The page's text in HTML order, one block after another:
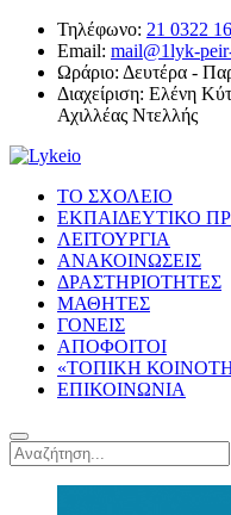
Τηλέφωνο: 21 0322
Email: mail@1lyk-
Ωράριο: Δευτέρα -
Διαχείριση: Ελένη
Αχιλλέας Ντελλής
ΤΟ ΣΧΟΛΕΙΟ
ΕΚΠΑΙΔΕΥΤΙΚΟ
ΛΕΙΤΟΥΡΓΙΑ
ΑΝΑΚΟΙΝΩΣΕΙΣ
ΔΡΑΣΤΗΡΙΟΤΗΤΕΣ
ΜΑΘΗΤΕΣ
ΓΟΝΕΙΣ
ΑΠΟΦΟΙΤΟΙ
«ΤΟΠΙΚΗ
ΕΠΙΚΟΙΝΩΝΙΑ